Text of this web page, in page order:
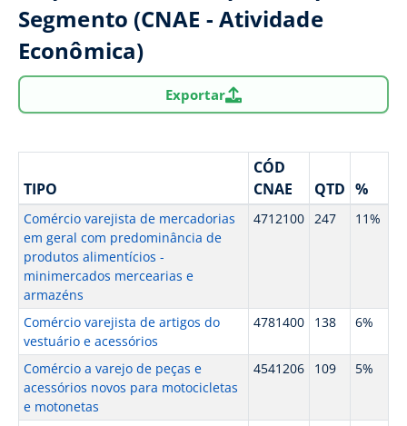
Segmento (CNAE - Atividade
Econômica)
Exportar
TIPO
CÓD
CNAE
QTD %
Comércio varejista de mercadorias
em geral com predominância de
produtos alimentícios -
minimercados mercearias e
armazéns
4712100 247 11%
Comércio varejista de artigos do
vestuário e acessórios
4781400 138 6%
Comércio a varejo de peças e
acessórios novos para motocicletas
e motonetas
4541206 109 5%